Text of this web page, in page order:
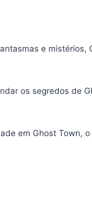
e mistérios,
os segredos de
em Ghost Town,